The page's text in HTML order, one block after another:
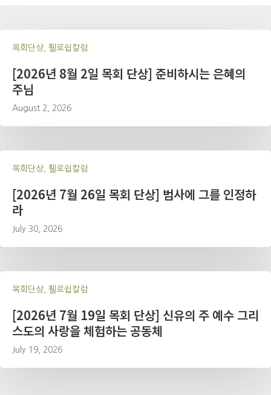
목회단상, 휄로쉽칼럼
[2026년 8월 2일 목회 단상] 준비하시는 은혜의
주님
August 2, 2026
목회단상, 휄로쉽칼럼
[2026년 7월 26일 목회 단상] 범사에 그를 인정하
라
July 30, 2026
목회단상, 휄로쉽칼럼
[2026년 7월 19일 목회 단상] 신유의 주 예수 그리
스도의 사랑을 체험하는 공동체
July 19, 2026